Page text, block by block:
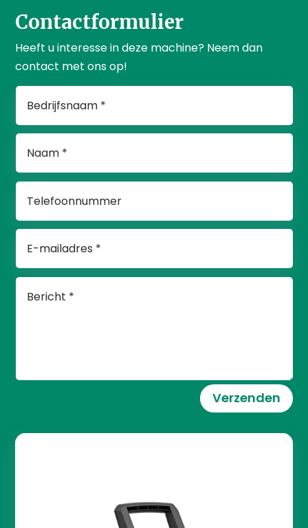
Contactformulier
Heeft u interesse in deze machine? Neem dan
contact met ons op!
Verzenden